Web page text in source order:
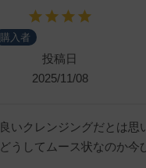
購入者
投稿日
2025/11/08
良いクレンジングだとは思
どうしてムース状なのか今